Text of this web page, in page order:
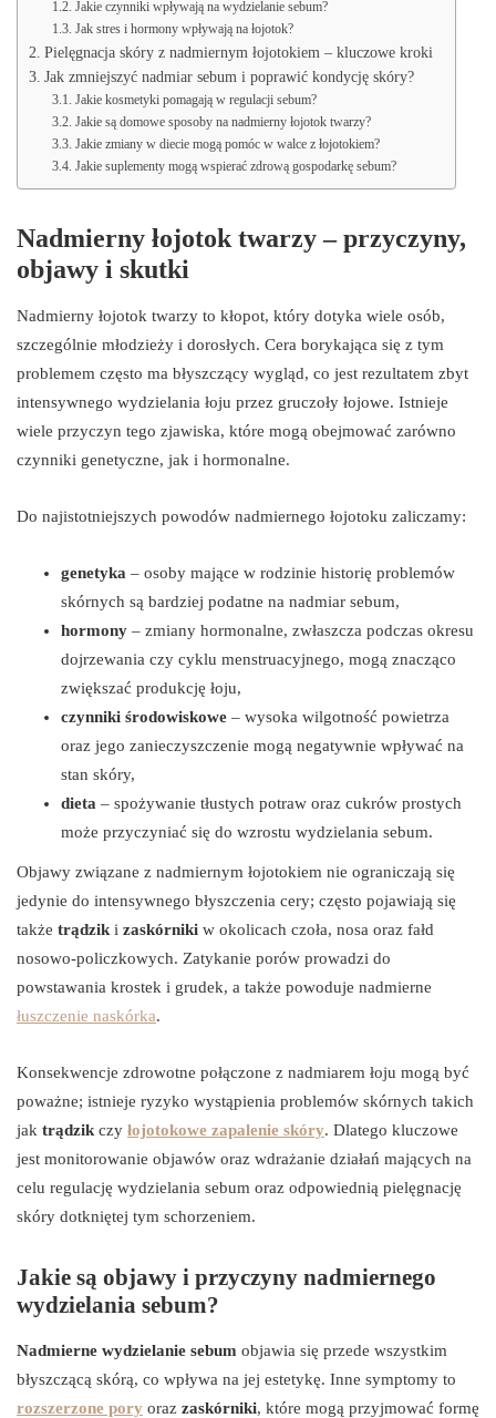
Jakie czynniki wpływają na wydzielanie sebum?
Jak stres i hormony wpływają na łojotok?
Pielęgnacja skóry z nadmiernym łojotokiem – kluczowe kroki
Jak zmniejszyć nadmiar sebum i poprawić kondycję skóry?
Jakie kosmetyki pomagają w regulacji sebum?
Jakie są domowe sposoby na nadmierny łojotok twarzy?
Jakie zmiany w diecie mogą pomóc w walce z łojotokiem?
Jakie suplementy mogą wspierać zdrową gospodarkę sebum?
Nadmierny łojotok twarzy – przyczyny,
objawy i skutki
Nadmierny łojotok twarzy to kłopot, który dotyka wiele osób,
szczególnie młodzieży i dorosłych. Cera borykająca się z tym
problemem często ma błyszczący wygląd, co jest rezultatem zbyt
intensywnego wydzielania łoju przez gruczoły łojowe. Istnieje
wiele przyczyn tego zjawiska, które mogą obejmować zarówno
czynniki genetyczne, jak i hormonalne.
Do najistotniejszych powodów nadmiernego łojotoku zaliczamy:
genetyka – osoby mające w rodzinie historię problemów
skórnych są bardziej podatne na nadmiar sebum,
hormony – zmiany hormonalne, zwłaszcza podczas okresu
dojrzewania czy cyklu menstruacyjnego, mogą znacząco
zwiększać produkcję łoju,
czynniki środowiskowe – wysoka wilgotność powietrza
oraz jego zanieczyszczenie mogą negatywnie wpływać na
stan skóry,
dieta – spożywanie tłustych potraw oraz cukrów prostych
może przyczyniać się do wzrostu wydzielania sebum.
Objawy związane z nadmiernym łojotokiem nie ograniczają się
jedynie do intensywnego błyszczenia cery; często pojawiają się
także trądzik i zaskórniki w okolicach czoła, nosa oraz fałd
nosowo-policzkowych. Zatykanie porów prowadzi do
powstawania krostek i grudek, a także powoduje nadmierne
łuszczenie naskórka.
Konsekwencje zdrowotne połączone z nadmiarem łoju mogą być
poważne; istnieje ryzyko wystąpienia problemów skórnych takich
jak trądzik czy łojotokowe zapalenie skóry. Dlatego kluczowe
jest monitorowanie objawów oraz wdrażanie działań mających na
celu regulację wydzielania sebum oraz odpowiednią pielęgnację
skóry dotkniętej tym schorzeniem.
Jakie są objawy i przyczyny nadmiernego
wydzielania sebum?
Nadmierne wydzielanie sebum objawia się przede wszystkim
błyszczącą skórą, co wpływa na jej estetykę. Inne symptomy to
rozszerzone pory oraz zaskórniki, które mogą przyjmować formę